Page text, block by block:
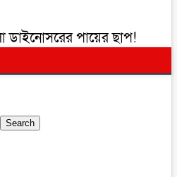
ডাইনোসরের পায়ের ছাপ!
Search